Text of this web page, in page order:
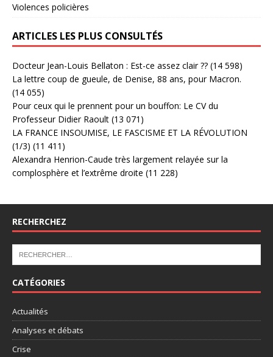
Violences policières
ARTICLES LES PLUS CONSULTÉS
Docteur Jean-Louis Bellaton : Est-ce assez clair ?? (14 598)
La lettre coup de gueule, de Denise, 88 ans, pour Macron.
(14 055)
Pour ceux qui le prennent pour un bouffon: Le CV du
Professeur Didier Raoult (13 071)
LA FRANCE INSOUMISE, LE FASCISME ET LA RÉVOLUTION
(1/3) (11 411)
Alexandra Henrion-Caude très largement relayée sur la
complosphère et l’extrême droite (11 228)
RECHERCHEZ
CATÉGORIES
Actualités
Analyses et débats
Crise